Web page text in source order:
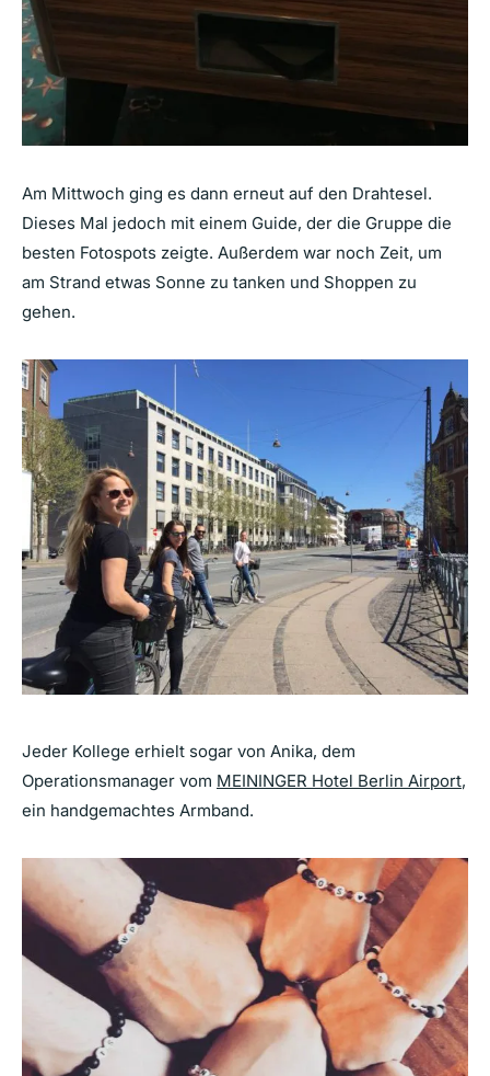
Am Mittwoch ging es dann erneut auf den Drahtesel.
Dieses Mal jedoch mit einem Guide, der die Gruppe die
besten Fotospots zeigte. Außerdem war noch Zeit, um
am Strand etwas Sonne zu tanken und Shoppen zu
gehen.
Jeder Kollege erhielt sogar von Anika, dem
Operationsmanager vom MEININGER Hotel Berlin Airport,
ein handgemachtes Armband.